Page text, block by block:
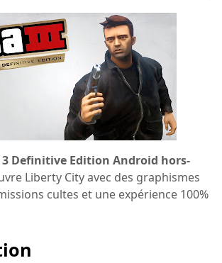
3 Definitive Edition Android hors-
Liberty City avec des graphismes
cultes et une expérience 100%